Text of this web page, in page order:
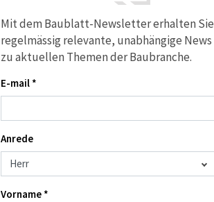
Mit dem Baublatt-Newsletter erhalten Sie
regelmässig relevante, unabhängige News
zu aktuellen Themen der Baubranche.
E-mail *
Anrede
Vorname *